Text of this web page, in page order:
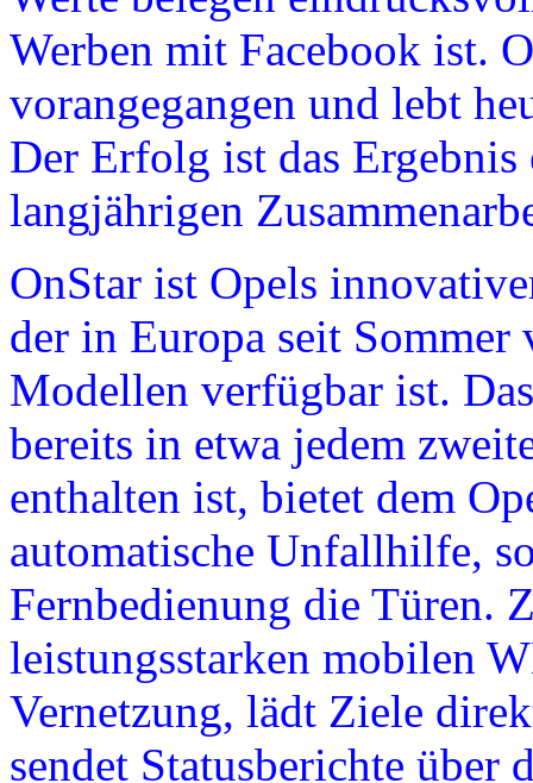
Werben mit Facebook ist.
vorangegangen und lebt
Der Erfolg ist das
langjährigen
OnStar ist Opels
der in Europa seit Sommer
Modellen verfügbar ist.
bereits in etwa jedem
enthalten ist, bietet dem
automatische Unfallhilfe,
Fernbedienung die Türen.
leistungsstarken mobilen
Vernetzung, lädt Ziele
sendet Statusberichte über